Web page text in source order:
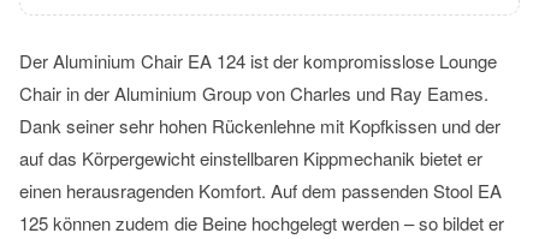
Der Aluminium Chair EA 124 ist der kompromisslose Lounge
Chair in der Aluminium Group von Charles und Ray Eames.
Dank seiner sehr hohen Rückenlehne mit Kopfkissen und der
auf das Körpergewicht einstellbaren Kippmechanik bietet er
einen herausragenden Komfort. Auf dem passenden Stool EA
125 können zudem die Beine hochgelegt werden – so bildet er